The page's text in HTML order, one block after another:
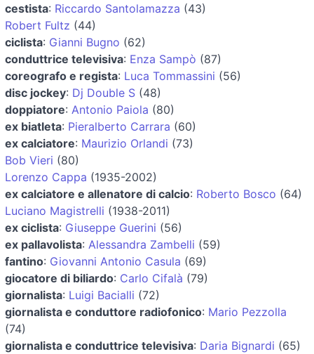
cestista: Riccardo Santolamazza (43)
Robert Fultz (44)
ciclista: Gianni Bugno (62)
conduttrice televisiva: Enza Sampò (87)
coreografo e regista: Luca Tommassini (56)
disc jockey: Dj Double S (48)
doppiatore: Antonio Paiola (80)
ex biatleta: Pieralberto Carrara (60)
ex calciatore: Maurizio Orlandi (73)
Bob Vieri (80)
Lorenzo Cappa (1935-2002)
ex calciatore e allenatore di calcio: Roberto Bosco (64)
Luciano Magistrelli (1938-2011)
ex ciclista: Giuseppe Guerini (56)
ex pallavolista: Alessandra Zambelli (59)
fantino: Giovanni Antonio Casula (69)
giocatore di biliardo: Carlo Cifalà (79)
giornalista: Luigi Bacialli (72)
giornalista e conduttore radiofonico: Mario Pezzolla
(74)
giornalista e conduttrice televisiva: Daria Bignardi (65)